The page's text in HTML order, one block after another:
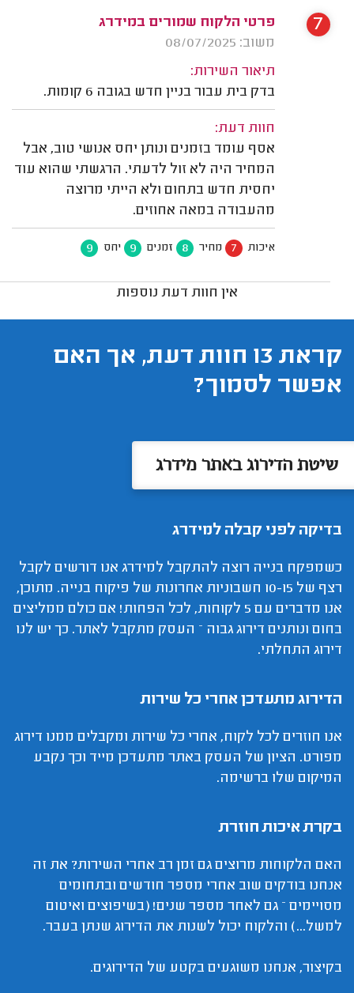
פרטי הלקוח שמורים במידרג
משוב: 08/07/2025
תיאור השירות:
בדק בית עבור בניין חדש בגובה 6 קומות.
חוות דעת:
אסף עומד בזמנים ונותן יחס אנושי טוב, אבל
המחיר היה לא זול לדעתי. הרגשתי שהוא עוד
יחסית חדש בתחום ולא הייתי מרוצה
מהעבודה במאה אחוזים.
איכות 7 מחיר 8 זמנים 9 יחס 9
7
אין חוות דעת נוספות
קראת 13 חוות דעת, אך האם
אפשר לסמוך?
שיטת הדירוג באתר מידרג
בדיקה לפני קבלה למידרג
כשמפקח בנייה רוצה להתקבל למידרג אנו דורשים לקבל
רצף של 10-15 חשבוניות אחרונות של פיקוח בנייה. מתוכן,
אנו מדברים עם 5 לקוחות, לכל הפחות! אם כולם ממליצים
בחום ונותנים דירוג גבוה – העסק מתקבל לאתר. כך יש לנו
דירוג התחלתי.
הדירוג מתעדכן אחרי כל שירות
אנו חוזרים לכל לקוח, אחרי כל שירות ומקבלים ממנו דירוג
מפורט. הציון של העסק באתר מתעדכן מייד וכך נקבע
המיקום שלו ברשימה.
בקרת איכות חוזרת
האם הלקוחות מרוצים גם זמן רב אחרי השירות? את זה
אנחנו בודקים שוב אחרי מספר חודשים ובתחומים
מסויימים – גם לאחר מספר שנים! (בשיפוצים ואיטום
למשל...) והלקוח יכול לשנות את הדירוג שנתן בעבר.
בקיצור, אנחנו משוגעים בקטע של הדירוגים.